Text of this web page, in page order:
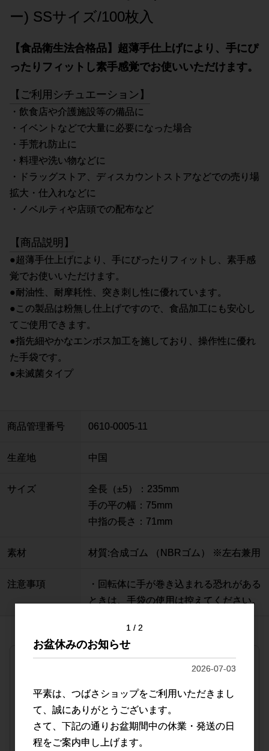
ー) SSサイズ/100枚入
【食品衛生法合格品】超薄手仕上げにより、手にぴ
ったりフィットし素手感覚でお使いいただけます。
【ご利用シチュエーション】
・飲食店や介護施設等の備品に
・イベントなどで大量に必要になった場合
・手荒れ防止に
・料理や洗い物などに
・ドラッグストア、ディスカウントストアなどでの売り場
拡大・仕入れなどに
・ノベルティや店頭での配布など
【商品説明】
●超薄手仕上げにより、手にぴったりフィットし、素手感
覚でお使いいただけます。
●耐油性、耐摩耗性、突き刺し性に優れています。
●この製品は粉無し仕上げですので、食品加工にも安心し
てご使用できます。
●指先細やかなエンボス加工を施しており、操作性に優れ
た手袋です。
●未滅菌タイプ
商品管理番号 0610-0005-11
生産地 中国
サイズ
全長（±5）：235mm
手の平の幅：75mm
中指の長さ：71mm
素材 材質:合成ゴム （NBRゴム） ※左右兼用
注意事項
・回転体に手が巻き込まれる恐れがある
ときは、手袋の使用は控えてください。
0025
JANコード
4589765740025
販売価格
1 2
お盆休みのお知らせ
2026-07-03
平素は、つばさショップをご利用いただきまし
て、誠にありがとうございます。
さて、下記の通りお盆期間中の休業・発送の日
程をご案内申し上げます。